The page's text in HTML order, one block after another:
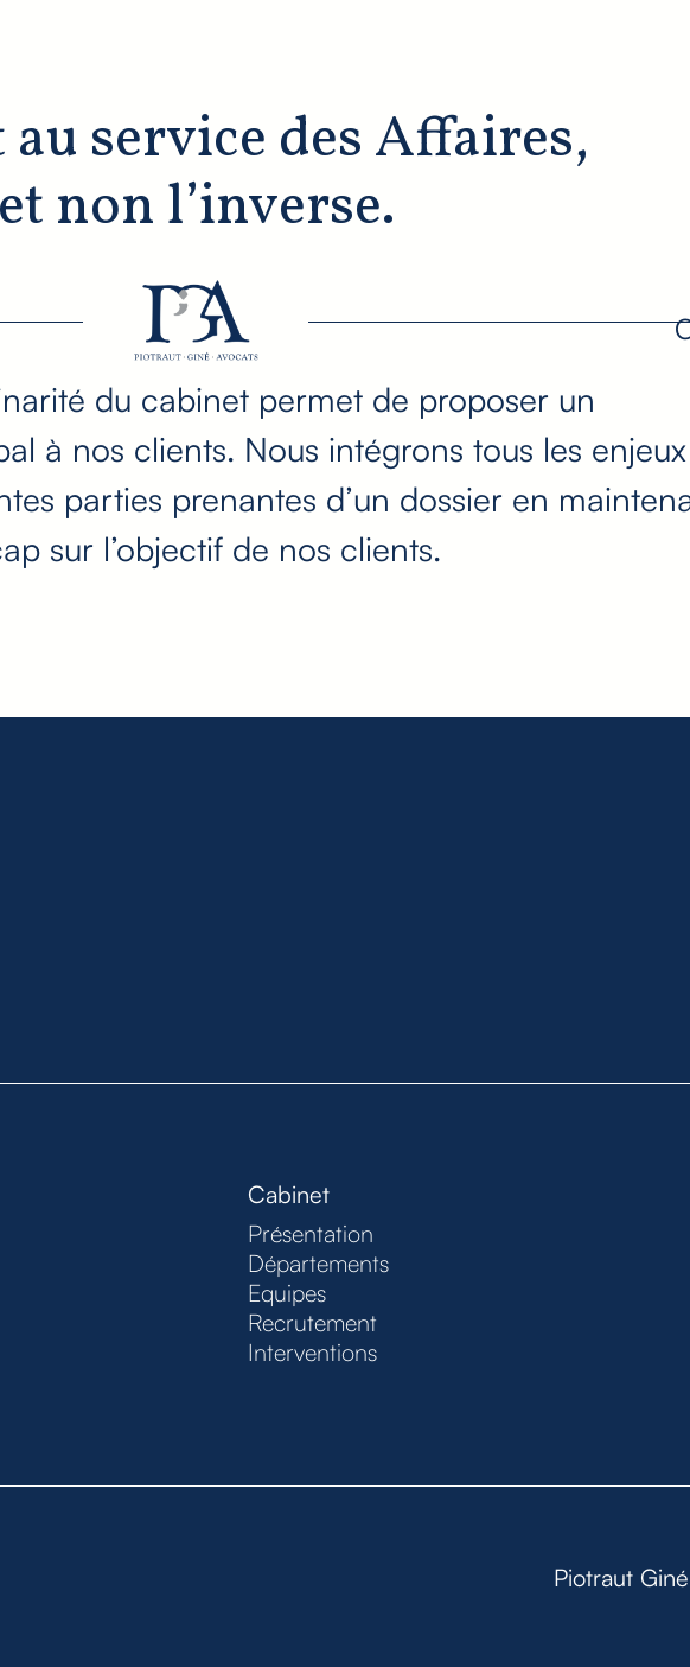
service des Affaires,
et non l’inverse.
du cabinet permet de proposer un
à nos clients. Nous intégrons tous les
parties prenantes d’un dossier en
sur l’objectif de nos clients.
Cabinet
Présentation
Départements
Equipes
Recrutement
Interventions
Piotraut